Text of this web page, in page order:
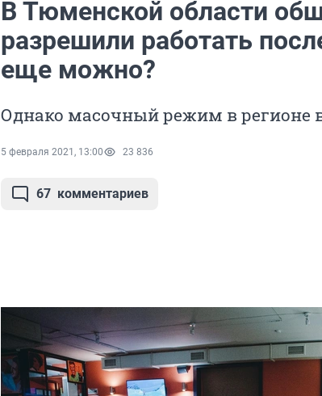
В Тюменской области
разрешили работать
еще можно?
Однако масочный режим в регионе
5 февраля 2021, 13:00 23 836
67 комментариев